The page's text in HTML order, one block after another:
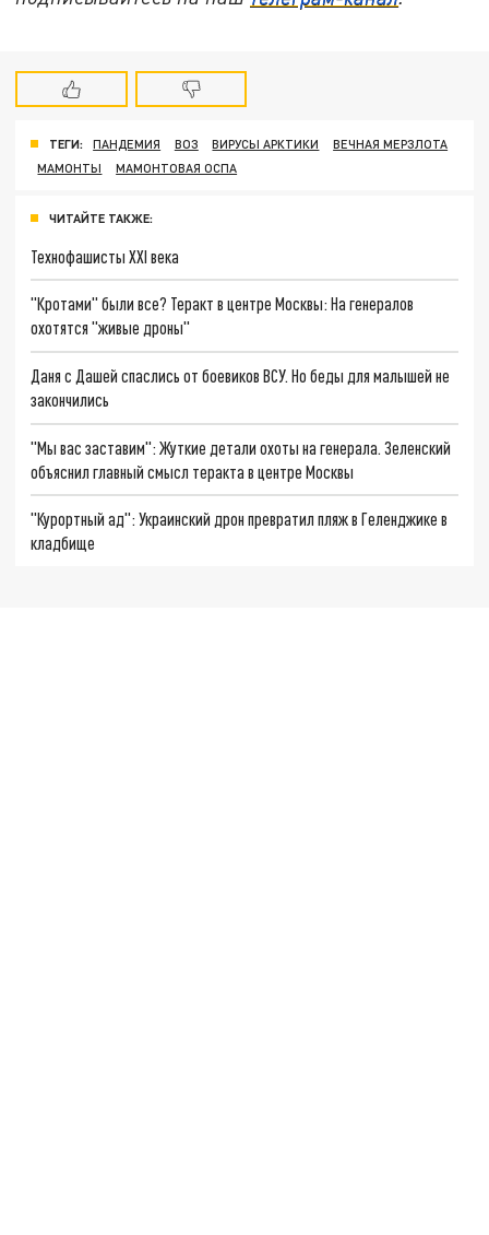
ТЕГИ: ПАНДЕМИЯ ВОЗ ВИРУСЫ АРКТИКИ
ВЕЧНАЯ МЕРЗЛОТА
МАМОНТЫ
МАМОНТОВАЯ ОСПА
ЧИТАЙТЕ ТАКЖЕ:
Технофашисты XXI века
"Кротами" были все? Теракт в центре Москвы: На генералов
охотятся "живые дроны"
Даня с Дашей спаслись от боевиков ВСУ. Но беды для малышей не
закончились
"Мы вас заставим": Жуткие детали охоты на генерала. Зеленский
объяснил главный смысл теракта в центре Москвы
"Курортный ад": Украинский дрон превратил пляж в Геленджике в
кладбище